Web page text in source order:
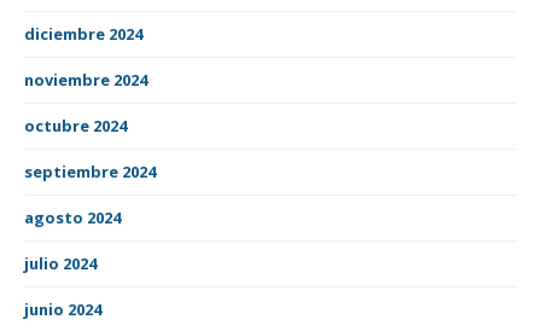
diciembre 2024
noviembre 2024
octubre 2024
septiembre 2024
agosto 2024
julio 2024
junio 2024